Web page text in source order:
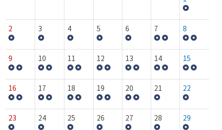
2 3 4 5 6 7 8
9 10 11 12 13 14 15
16 17 18 19 20 21 22
23 24 25 26 27 28 29